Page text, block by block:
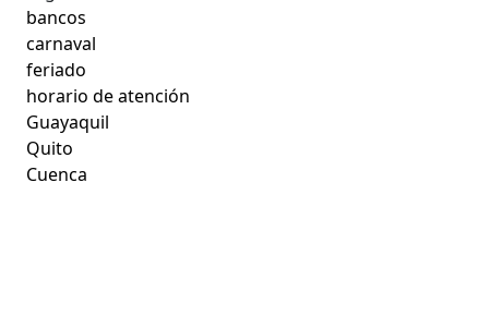
bancos
carnaval
feriado
horario de atención
Guayaquil
Quito
Cuenca